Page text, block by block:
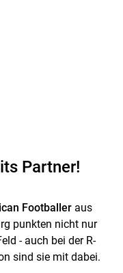
Partner!
Footballer aus
punkten nicht nur
- auch bei der R-
sind sie mit dabei.